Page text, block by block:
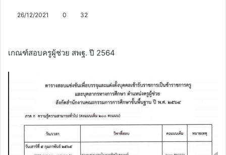
26/12/2021 0 32
เกณฑ์สอบครูผู้ช่วย สพฐ. ปี 2564